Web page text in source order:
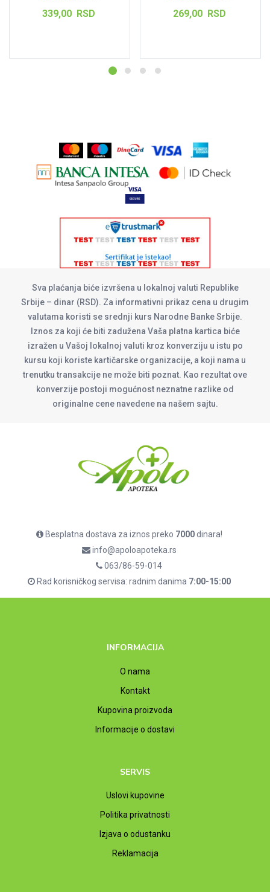
339,00 RSD 269,00 RSD
Sva plaćanja biće izvršena u lokalnoj valuti Republike
Srbije – dinar (RSD). Za informativni prikaz cena u drugim
valutama koristi se srednji kurs Narodne Banke Srbije.
Iznos za koji će biti zadužena Vaša platna kartica biće
izražen u Vašoj lokalnoj valuti kroz konverziju u istu po
kursu koji koriste kartičarske organizacije, a koji nama u
trenutku transakcije ne može biti poznat. Kao rezultat ove
konverzije postoji mogućnost neznatne razlike od
originalne cene navedene na našem sajtu.
Besplatna dostava za iznos preko 7000dinara!
info@apoloapoteka.rs
063/86-59-014
Rad korisničkog servisa: radnim danima 7:00-15:00
INFORMACIJA
O nama
Kontakt
Kupovina proizvoda
Informacije o dostavi
SERVIS
Uslovi kupovine
Politika privatnosti
Izjava o odustanku
Reklamacija